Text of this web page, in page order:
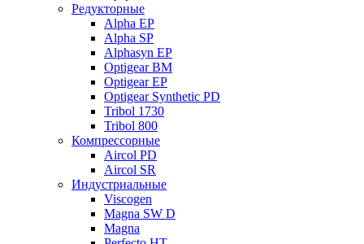
Редукторные
Alpha EP
Alpha SP
Alphasyn EP
Optigear BM
Optigear EP
Optigear Synthetic PD
Tribol 1730
Tribol 800
Компрессорные
Aircol PD
Aircol SR
Индустриальные
Viscogen
Magna SW D
Magna